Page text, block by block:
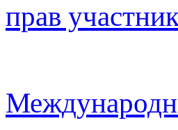
прав